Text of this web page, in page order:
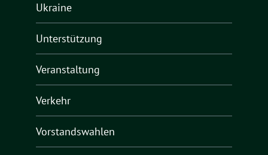
Ukraine
Unterstützung
Veranstaltung
Verkehr
Vorstandswahlen